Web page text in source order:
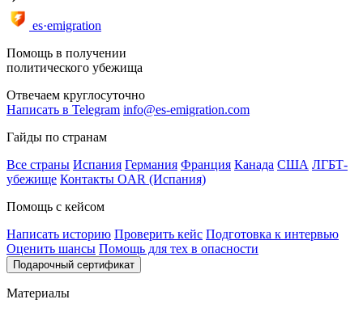
es·emigration
Помощь в получении
политического убежища
Отвечаем круглосуточно
Написать в Telegram info@es-emigration.com
Гайды по странам
Все страны Испания Германия Франция Канада США ЛГБТ-
убежище Контакты OAR (Испания)
Помощь с кейсом
Написать историю Проверить кейс Подготовка к интервью
Оценить шансы Помощь для тех в опасности
Подарочный сертификат
Материалы